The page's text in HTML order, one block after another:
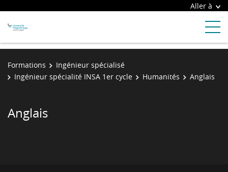
Aller à
Formations
Ingénieur spécialisé
Ingénieur spécialité INSA 1er cycle
Humanités Anglais
Anglais